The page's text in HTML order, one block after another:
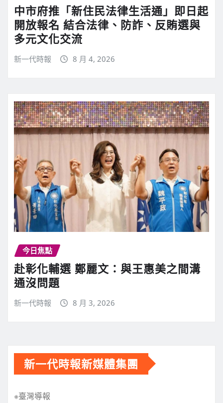
中市府推「新住民法律生活通」即日起
開放報名 結合法律、防詐、反賄選與
多元文化交流
新一代時報 8 月 4, 2026
今日焦點
赴彰化輔選 鄭麗文：與王惠美之間溝
通沒問題
新一代時報 8 月 3, 2026
新一代時報新媒體集團
※臺灣導報